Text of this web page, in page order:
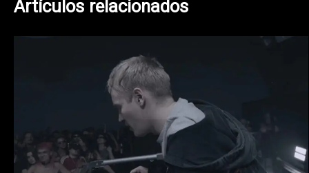
Artículos relacionados